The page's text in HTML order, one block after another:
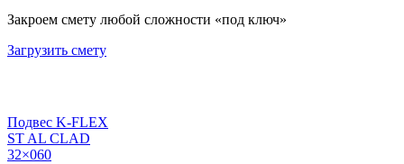
Закроем смету любой сложности «под ключ»
Загрузить смету
Подвес K-FLEX
ST AL CLAD
32×060